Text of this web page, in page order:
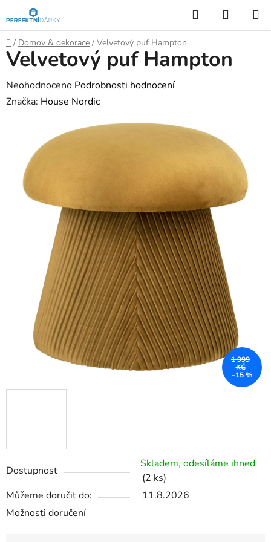
na
obsah
Hledat
KOŠÍK
Domů
/ Domov & dekorace / Velvetový puf Hampton
Dostupnost
Skladem, odesíláme ihned
(2 ks)
Můžeme doručit do:
11.8.2026
Možnosti doručení
Velvetový puf Hampton
Průměrné
hodnocení
hvězdiček.
Neohodnoceno Podrobnosti hodnocení
Značka: House Nordic
1 999
KČ
–15 %